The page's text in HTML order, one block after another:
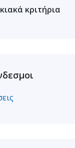
κριτήρια